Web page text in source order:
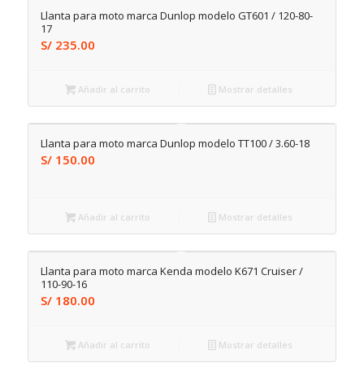
Llanta para moto marca Dunlop modelo GT601 / 120-80-
17
S/235.00
Añadir al carrito Mostrar detalles
Llanta para moto marca Dunlop modelo TT100 / 3.60-18
S/150.00
Añadir al carrito Mostrar detalles
Llanta para moto marca Kenda modelo K671 Cruiser /
110-90-16
S/180.00
Añadir al carrito Mostrar detalles